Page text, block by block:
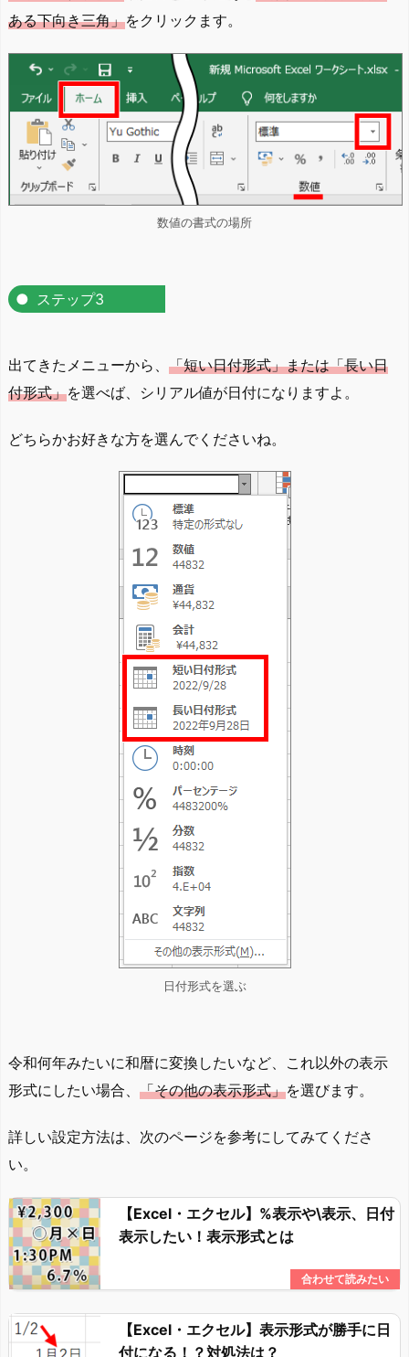
ある下向き三角」をクリックます。
数値の書式の場所
ステップ3
出てきたメニューから、 「短い日付形式」または「長い日
付形式」を選べば、シリアル値が日付になりますよ。
どちらかお好きな方を選んでくださいね。
日付形式を選ぶ
令和何年みたいに和暦に変換したいなど、これ以外の表示
形式にしたい場合、 「その他の表示形式」を選びます。
詳しい設定方法は、次のページを参考にしてみてくださ
い。
【Excel・エクセル】%表示や\表示、日付
表示したい！表示形式とは
【Excel・エクセル】表示形式が勝手に日
付になる！？対処法は？